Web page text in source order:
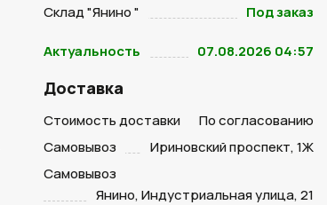
Склад "Янино "
Под заказ
Актуальность 07.08.2026 04:57
Доставка
Стоимость доставки
По согласованию
Самовывоз
Ириновский проспект, 1Ж
Самовывоз
Янино, Индустриальная улица, 21